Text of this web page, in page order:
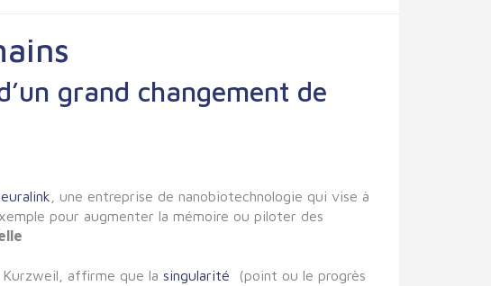
grand changement de
, une entreprise de nanobiotechnologie qui vise à
pour augmenter la mémoire ou piloter des
affirme que la singularité (point ou le progrès